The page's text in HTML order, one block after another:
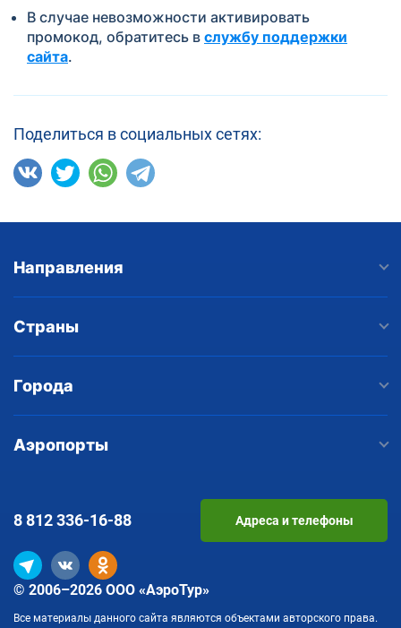
В случае невозможности активировать
промокод, обратитесь в службу поддержки
сайта.
Поделиться в социальных сетях:
Направления
Страны
Города
Аэропорты
© 2006–2026 ООО «АэроТур»
Все материалы данного сайта являются объектами авторского права.
8 812336-16-88 Адреса и телефоны